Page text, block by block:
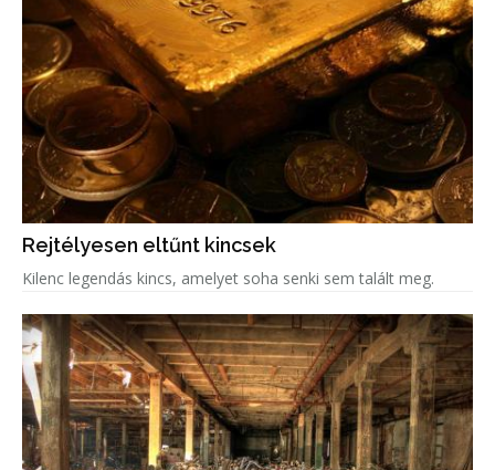
Rejtélyesen eltűnt kincsek
Kilenc legendás kincs, amelyet soha senki sem talált meg.